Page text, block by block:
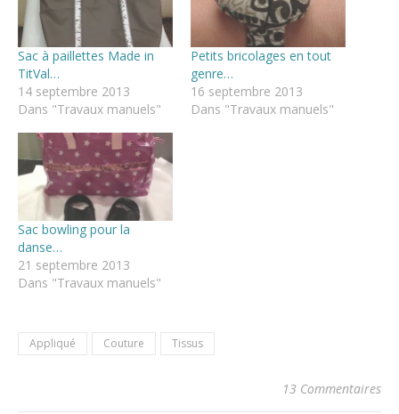
Sac à paillettes Made in
TitVal…
14 septembre 2013
Dans "Travaux manuels"
Petits bricolages en tout
genre…
16 septembre 2013
Dans "Travaux manuels"
Sac bowling pour la
danse…
21 septembre 2013
Dans "Travaux manuels"
Appliqué Couture Tissus
13 Commentaires